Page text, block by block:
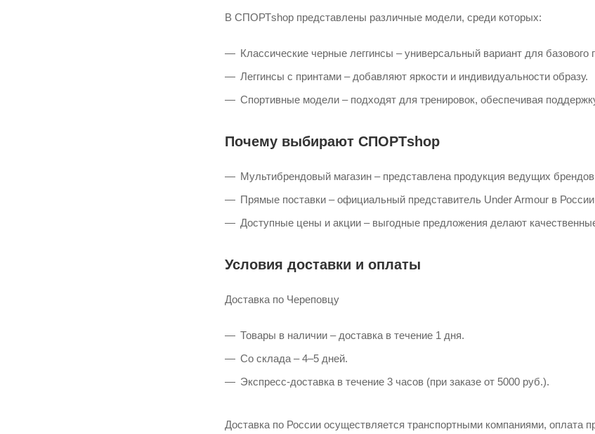
В СПОРТshop представлены различные модели, среди которых:
Классические черные леггинсы – универсальный вариант для базового
Леггинсы с принтами – добавляют яркости и индивидуальности образу.
Спортивные модели – подходят для тренировок, обеспечивая
Почему выбирают СПОРТshop
Мультибрендовый магазин – представлена продукция ведущих
Прямые поставки – официальный представитель Under Armour в
Доступные цены и акции – выгодные предложения делают
Условия доставки и оплаты
Доставка по Череповцу
Товары в наличии – доставка в течение 1 дня.
Со склада – 4–5 дней.
Экспресс-доставка в течение 3 часов (при заказе от 5000 руб.).
Доставка по России осуществляется транспортными компаниями, оплата